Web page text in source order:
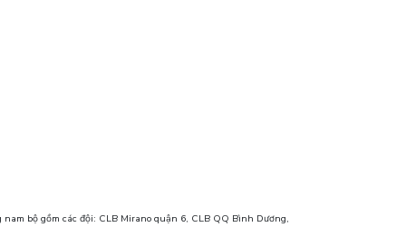
bộ gồm các đội: CLB Mirano quận 6, CLB QQ Bình Dương,